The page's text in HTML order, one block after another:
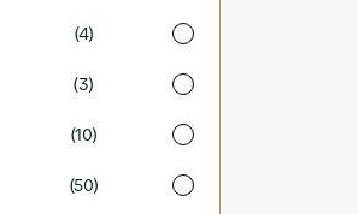
(4)
(3)
(10)
(50)